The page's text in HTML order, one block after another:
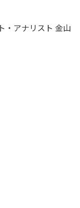
・アナリスト 金山